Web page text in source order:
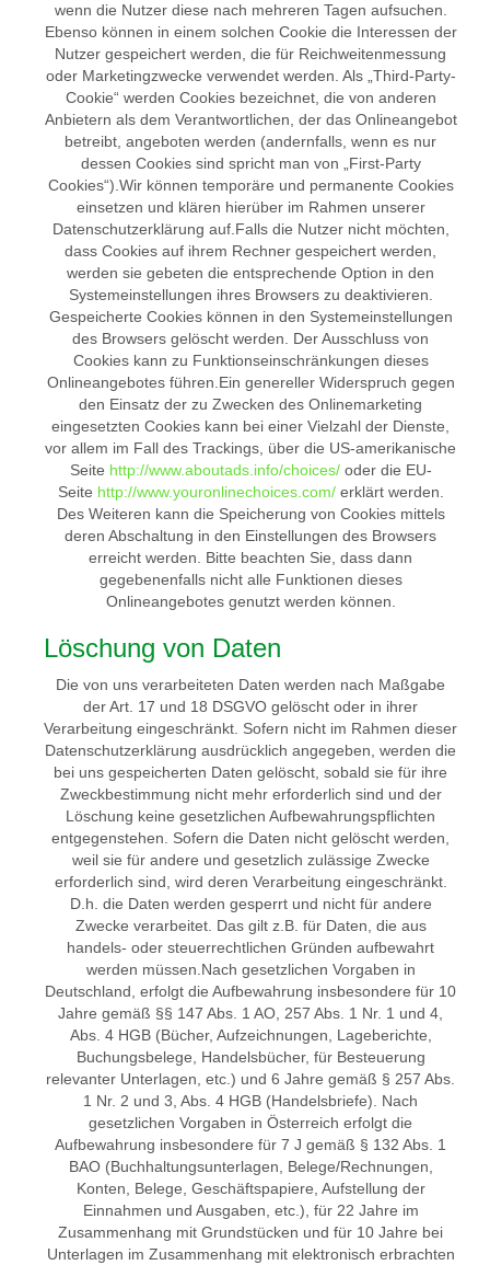
wenn die Nutzer diese nach mehreren Tagen aufsuchen.
Ebenso können in einem solchen Cookie die Interessen der
Nutzer gespeichert werden, die für Reichweitenmessung
oder Marketingzwecke verwendet werden. Als „Third-Party-
Cookie“ werden Cookies bezeichnet, die von anderen
Anbietern als dem Verantwortlichen, der das Onlineangebot
betreibt, angeboten werden (andernfalls, wenn es nur
dessen Cookies sind spricht man von „First-Party
Cookies“).Wir können temporäre und permanente Cookies
einsetzen und klären hierüber im Rahmen unserer
Datenschutzerklärung auf.Falls die Nutzer nicht möchten,
dass Cookies auf ihrem Rechner gespeichert werden,
werden sie gebeten die entsprechende Option in den
Systemeinstellungen ihres Browsers zu deaktivieren.
Gespeicherte Cookies können in den Systemeinstellungen
des Browsers gelöscht werden. Der Ausschluss von
Cookies kann zu Funktionseinschränkungen dieses
Onlineangebotes führen.Ein genereller Widerspruch gegen
den Einsatz der zu Zwecken des Onlinemarketing
eingesetzten Cookies kann bei einer Vielzahl der Dienste,
vor allem im Fall des Trackings, über die US-amerikanische
Seite http://www.aboutads.info/choices/oder die EU-
Seite http://www.youronlinechoices.com/erklärt werden.
Des Weiteren kann die Speicherung von Cookies mittels
deren Abschaltung in den Einstellungen des Browsers
erreicht werden. Bitte beachten Sie, dass dann
gegebenenfalls nicht alle Funktionen dieses
Onlineangebotes genutzt werden können.
Löschung von Daten
Die von uns verarbeiteten Daten werden nach Maßgabe
der Art. 17 und 18 DSGVO gelöscht oder in ihrer
Verarbeitung eingeschränkt. Sofern nicht im Rahmen dieser
Datenschutzerklärung ausdrücklich angegeben, werden die
bei uns gespeicherten Daten gelöscht, sobald sie für ihre
Zweckbestimmung nicht mehr erforderlich sind und der
Löschung keine gesetzlichen Aufbewahrungspflichten
entgegenstehen. Sofern die Daten nicht gelöscht werden,
weil sie für andere und gesetzlich zulässige Zwecke
erforderlich sind, wird deren Verarbeitung eingeschränkt.
D.h. die Daten werden gesperrt und nicht für andere
Zwecke verarbeitet. Das gilt z.B. für Daten, die aus
handels- oder steuerrechtlichen Gründen aufbewahrt
werden müssen.Nach gesetzlichen Vorgaben in
Deutschland, erfolgt die Aufbewahrung insbesondere für 10
Jahre gemäß §§ 147 Abs. 1 AO, 257 Abs. 1 Nr. 1 und 4,
Abs. 4 HGB (Bücher, Aufzeichnungen, Lageberichte,
Buchungsbelege, Handelsbücher, für Besteuerung
relevanter Unterlagen, etc.) und 6 Jahre gemäß § 257 Abs.
1 Nr. 2 und 3, Abs. 4 HGB (Handelsbriefe). Nach
gesetzlichen Vorgaben in Österreich erfolgt die
Aufbewahrung insbesondere für 7 J gemäß § 132 Abs. 1
BAO (Buchhaltungsunterlagen, Belege/Rechnungen,
Konten, Belege, Geschäftspapiere, Aufstellung der
Einnahmen und Ausgaben, etc.), für 22 Jahre im
Zusammenhang mit Grundstücken und für 10 Jahre bei
Unterlagen im Zusammenhang mit elektronisch erbrachten